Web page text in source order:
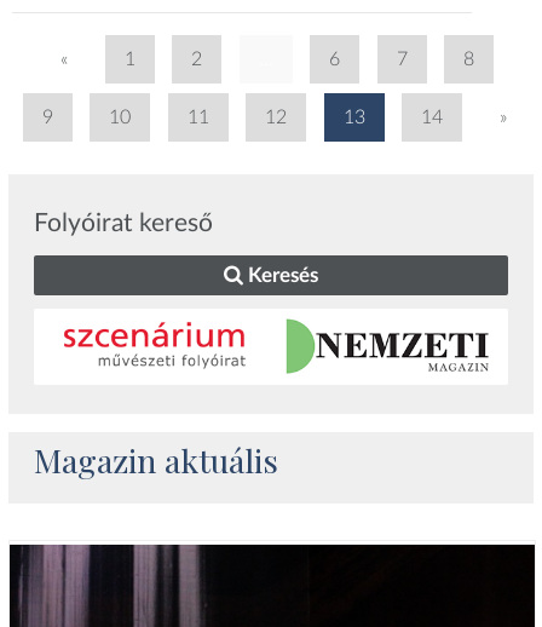
« 1 2 6 7 8
9 10 11 12 13 14 »
Folyóirat kereső
Keresés
Magazin aktuális